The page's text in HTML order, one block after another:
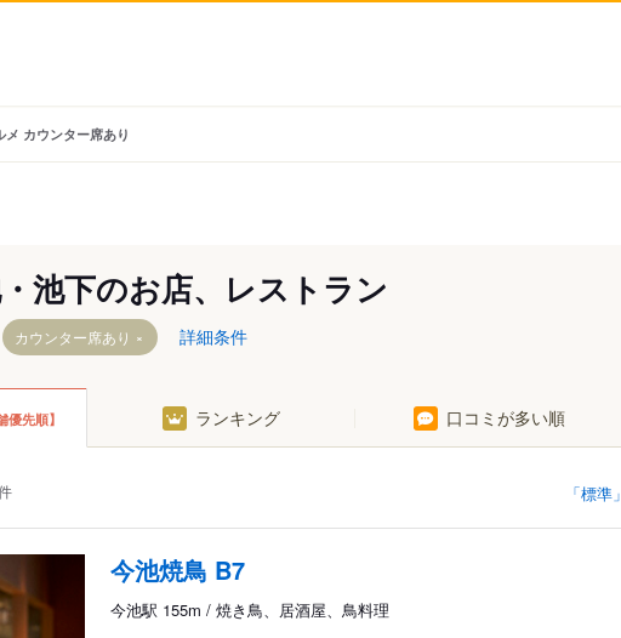
カウンター席あり
池下のお店、レストラン
カウンター席あり 詳細条件
優先順】 ランキング 口コミが多い順
「標
今池焼鳥 B7
今池駅 155m / 焼き鳥、居酒屋、鳥料理